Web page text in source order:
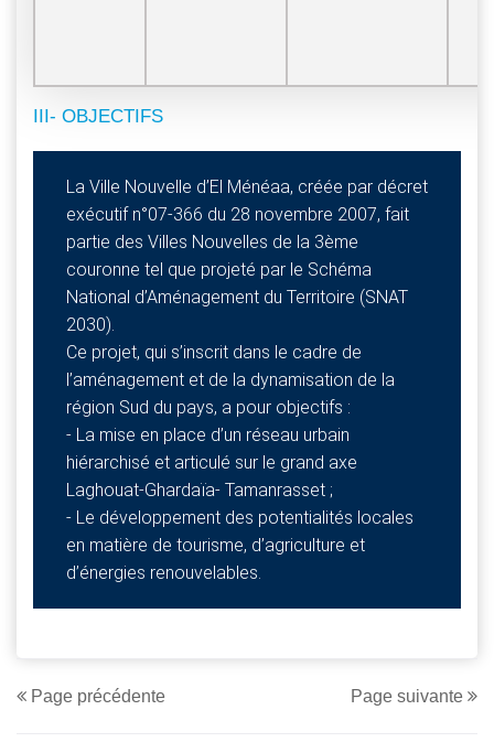
III- OBJECTIFS
La Ville Nouvelle d’El Ménéaa, créée par décret
exécutif n°07-366 du 28 novembre 2007, fait
partie des Villes Nouvelles de la 3ème
couronne tel que projeté par le Schéma
National d’Aménagement du Territoire (SNAT
2030).
Ce projet, qui s’inscrit dans le cadre de
l’aménagement et de la dynamisation de la
région Sud du pays, a pour objectifs :
- La mise en place d’un réseau urbain
hiérarchisé et articulé sur le grand axe
Laghouat-Ghardaïa- Tamanrasset ;
- Le développement des potentialités locales
en matière de tourisme, d’agriculture et
d’énergies renouvelables.
Page précédente Page suivante